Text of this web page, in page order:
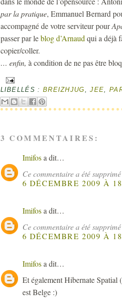
par la pratique, Emmanuel Bernard
accompagné de votre serviteur pour
passer par leblog d’Arnaud qui a déjà
copier/coller.
… enfin, à condition de ne pas être
LIBELLÉS : BREIZHJUG,JEE,
3 COMMENTAIRES:
Imifosa dit…
Ce commentaire a été
6 DÉCEMBRE 2009 À
Imifosa dit…
Ce commentaire a été
6 DÉCEMBRE 2009 À
Imifosa dit…
Et également Hibernate
est Belge :)